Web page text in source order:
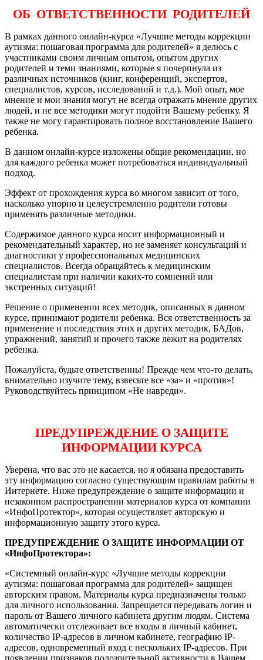
ОБ ОТВЕТСТВЕННОСТИ РОДИТЕЛЕЙ
В рамках данного онлайн-курса «Лучшие методы коррекции
аутизма: пошаговая программа для родителей» я делюсь с
участниками своим личным опытом, опытом других
родителей и теми знаниями, которые я почерпнула из
различных источников (книг, конференций, экспертов,
специалистов, курсов, исследований и т.д.). Мой опыт, мое
мнение и мои знания могут не всегда отражать мнение других
людей, и не все методики могут подойти Вашему ребенку. Я
также не могу гарантировать полное восстановление Вашего
ребенка.
В данном онлайн-курсе изложены общие рекомендации, но
для каждого ребенка может потребоваться индивидуальный
подход.
Эффект от прохождения курса во многом зависит от того,
насколько упорно и целеустремленно родители готовы
применять различные методики.
Содержимое данного курса носит информационный и
рекомендательный характер, но не заменяет консультаций и
диагностики у профессиональных медицинских
специалистов. Всегда обращайтесь к медицинским
специалистам при наличии каких-то сомнений или
экстренных ситуаций!
Решение о применении всех методик, описанных в данном
курсе, принимают родители ребенка. Вся ответственность за
применение и последствия этих и других методик, БАДов,
упражнений, занятий и прочего также лежит на родителях
ребенка.
Пожалуйста, будьте ответственны! Прежде чем что-то делать,
внимательно изучите тему, взвесьте все «за» и «против»!
Руководствуйтесь принципом «Не навреди».
ПРЕДУПРЕЖДЕНИЕ О ЗАЩИТЕ
ИНФОРМАЦИИ КУРСА
Уверена, что вас это не касается, но я обязана предоставить
эту информацию согласно существующим правилам работы в
Интернете. Ниже предупреждение о защите информации и
незаконном распространении материалов курса от компании
«ИнфоПротектор», которая осуществляет авторскую и
информационную защиту этого курса.
ПРЕДУПРЕЖДЕНИЕ О ЗАЩИТЕ ИНФОРМАЦИИ ОТ
«ИнфоПротектора»:
«Системный онлайн-курс «Лучшие методы коррекции
аутизма: пошаговая программа для родителей» защищен
авторским правом. Материалы курса предназначены только
для личного использования. Запрещается передавать логин и
пароль от Вашего личного кабинета другим людям. Система
автоматически отслеживает все входы в личный кабинет,
количество IP-адресов в личном кабинете, географию IP-
адресов, одновременный вход с нескольких IP-адресов. При
появлении признаков подозрительной активности в Вашем